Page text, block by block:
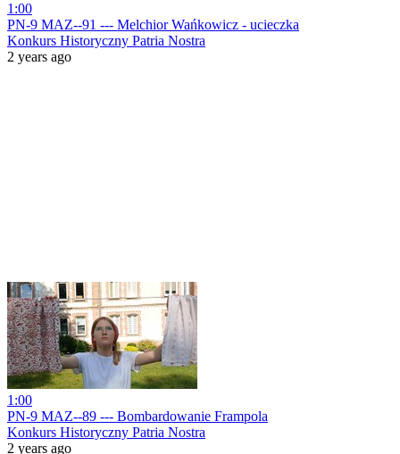
1:00
PN-9 MAZ--91 --- Melchior Wańkowicz - ucieczka
Konkurs Historyczny Patria Nostra
2 years ago
1:00
PN-9 MAZ--89 --- Bombardowanie Frampola
Konkurs Historyczny Patria Nostra
2 years ago